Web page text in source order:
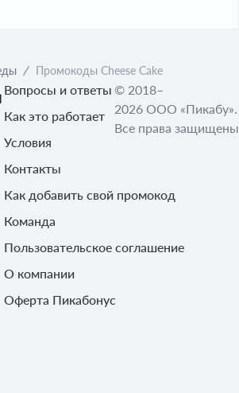
Промокоды Cheese Cake
Вопросы и ответы
Как это работает
Условия
Контакты
Как добавить свой промокод
Команда
Пользовательское соглашение
О компании
Оферта Пикабонус
© 2018–
2026 ООО «Пикабу».
Все права защищены